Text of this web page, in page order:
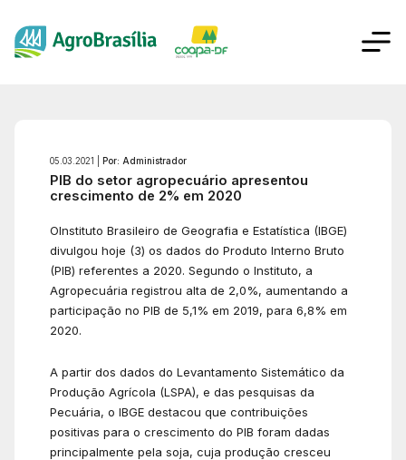
05.03.2021 | Por: Administrador
PIB do setor agropecuário apresentou
crescimento de 2% em 2020
OInstituto Brasileiro de Geografia e Estatística (IBGE)
divulgou hoje (3) os dados do Produto Interno Bruto
(PIB) referentes a 2020. Segundo o Instituto, a
Agropecuária registrou alta de 2,0%, aumentando a
participação no PIB de 5,1% em 2019, para 6,8% em
2020.
A partir dos dados do Levantamento Sistemático da
Produção Agrícola (LSPA), e das pesquisas da
Pecuária, o IBGE destacou que contribuições
positivas para o crescimento do PIB foram dadas
principalmente pela soja, cuja produção cresceu